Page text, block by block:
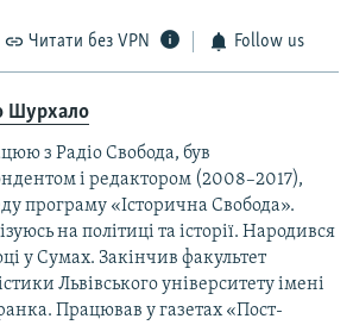
Читати без VPN Follow us
Шурхало
з Радіо Свобода, був
і редактором (2008–2017),
програму «Історична Свобода».
на політиці та історії. Народився
у Сумах. Закінчив факультет
Львівського університету імені
Працював у газетах «Пост-